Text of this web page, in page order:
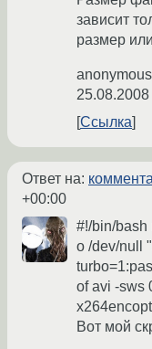
зависит
размер
anonymous
Ссылка
Ответ на:
+00:00
#!/bin/bash
o /dev/null
of avi -sws
Вот мой